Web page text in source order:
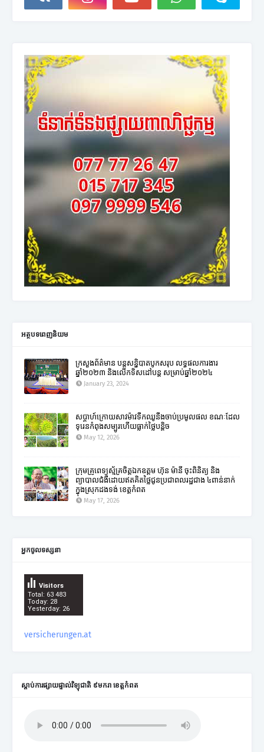
អត្ថបទពេញនិយម
ក្រសួងព័ត៌មាន បន្តសន្និបាតបូកសរុប លទ្ធផលការងារ
ឆ្នាំ២០២៣ និងលើកទិសដៅបន្ត សម្រាប់ឆ្នាំ២០២៤
January 23, 2024
សប្តាហ៍ក្រោយសាវម៉ាវទឹកឈូនឹងចាប់ប្រមូលផល ខណៈដែល
ទុរេនកំពុងសម្បូរហើយធ្លាក់ថ្លៃបន្តិច
May 12, 2026
ក្រុមគ្រូពេទ្យស្ម័គ្រចិត្តឯកឧត្តម ហ៊ុន ម៉ានី ចុះពិនិត្យ និង
ព្យាបាលជំងឺដោយឥតគិតថ្លៃជូនប្រជាពលរដ្ឋជាង ៤ពាន់នាក់
ក្នុងស្រុកដងទង់ ខេត្តកំពត
May 17, 2026
អ្នកចូលទស្សនា
Total: 63 483
Today: 28
Yesterday: 26
Visitors
versicherungen.at
ស្តាប់ការផ្សាយផ្ទាល់វិទ្យុជាតិ ៩មករា ខេត្តកំពត